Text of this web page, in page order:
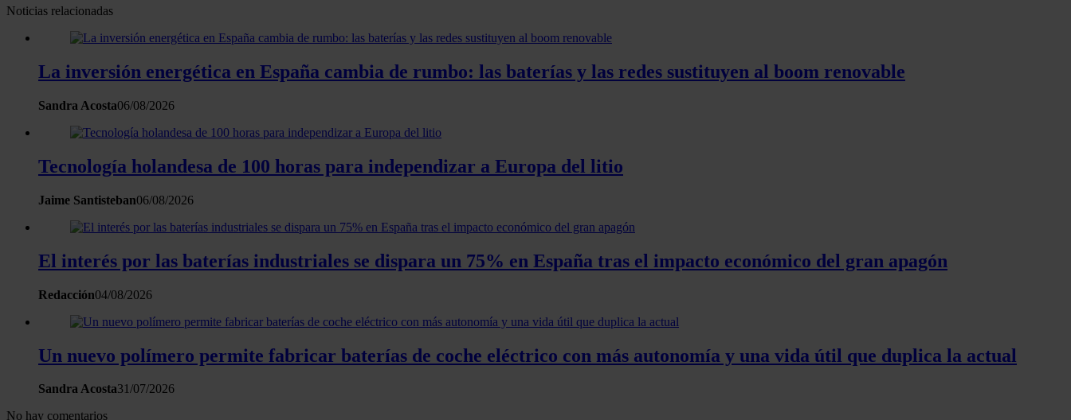
Noticias relacionadas
La inversión energética en España cambia de rumbo: las baterías y las redes sustituyen al boom renovable
Sandra Acosta06/08/2026
Tecnología holandesa de 100 horas para independizar a Europa del litio
Jaime Santisteban06/08/2026
El interés por las baterías industriales se dispara un 75% en España tras el impacto económico del gran apagón
Redacción04/08/2026
Un nuevo polímero permite fabricar baterías de coche eléctrico con más autonomía y una vida útil que duplica la actual
Sandra Acosta31/07/2026
No hay comentarios